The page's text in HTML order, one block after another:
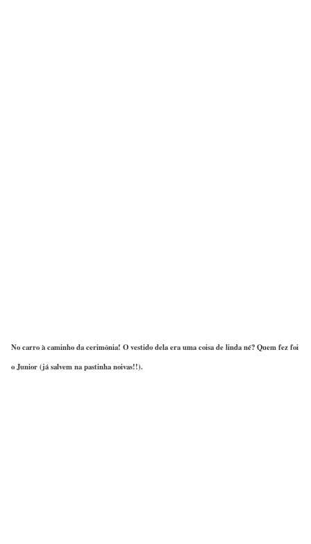
No carro à caminho da cerimônia! O vestido dela era uma coisa de linda né? Quem fez foi
o Junior (já salvem na pastinha noivas!!).